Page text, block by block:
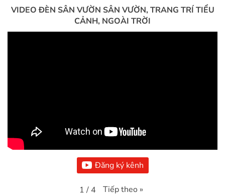
VIDEO ĐÈN SÂN VƯỜN SÂN VƯỜN, TRANG TRÍ TIỂU
CẢNH, NGOÀI TRỜI
Đăng ký kênh
1 / 4 Tiếp theo »